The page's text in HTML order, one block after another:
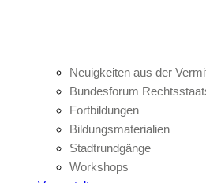
Neuigkeiten aus der
Bundesforum
Fortbildungen
Bildungsmaterialien
Stadtrundgänge
Workshops